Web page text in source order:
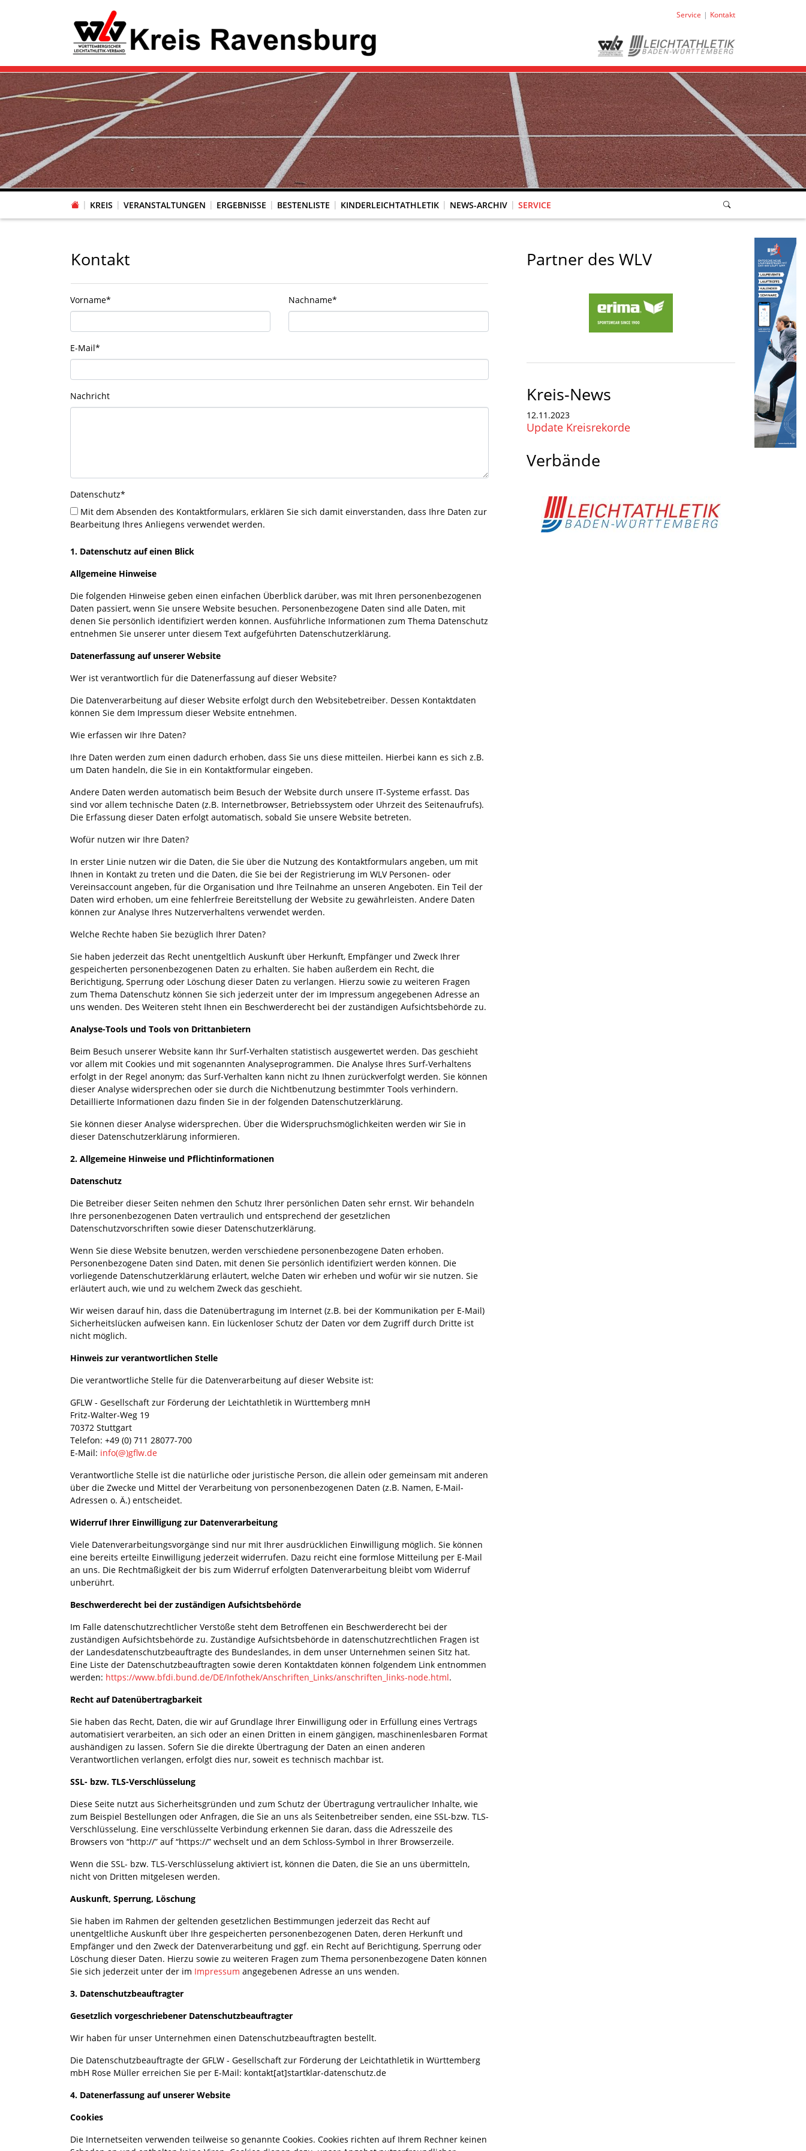
Service Kontakt
KREIS VERANSTALTUNGEN ERGEBNISSE BESTENLISTE KINDERLEICHTATHLETIK NEWS-ARCHIV SERVICE
Kontakt
Vorname* Nachname*
E-Mail*
Nachricht
Datenschutz*
Bearbeitung Ihres Anliegens verwendet werden.
1. Datenschutz auf einen Blick
Allgemeine Hinweise
Die folgenden Hinweise geben einen einfachen Überblick darüber, was mit Ihren personenbezogenen
Daten passiert, wenn Sie unsere Website besuchen. Personenbezogene Daten sind alle Daten, mit
denen Sie persönlich identifiziert werden können. Ausführliche Informationen zum Thema Datenschutz
entnehmen Sie unserer unter diesem Text aufgeführten Datenschutzerklärung.
Datenerfassung auf unserer Website
Wer ist verantwortlich für die Datenerfassung auf dieser Website?
Die Datenverarbeitung auf dieser Website erfolgt durch den Websitebetreiber. Dessen Kontaktdaten
können Sie dem Impressum dieser Website entnehmen.
Wie erfassen wir Ihre Daten?
Ihre Daten werden zum einen dadurch erhoben, dass Sie uns diese mitteilen. Hierbei kann es sich z.B.
um Daten handeln, die Sie in ein Kontaktformular eingeben.
Andere Daten werden automatisch beim Besuch der Website durch unsere IT-Systeme erfasst. Das
sind vor allem technische Daten (z.B. Internetbrowser, Betriebssystem oder Uhrzeit des Seitenaufrufs).
Die Erfassung dieser Daten erfolgt automatisch, sobald Sie unsere Website betreten.
Wofür nutzen wir Ihre Daten?
In erster Linie nutzen wir die Daten, die Sie über die Nutzung des Kontaktformulars angeben, um mit
Ihnen in Kontakt zu treten und die Daten, die Sie bei der Registrierung im WLV Personen- oder
Vereinsaccount angeben, für die Organisation und Ihre Teilnahme an unseren Angeboten. Ein Teil der
Daten wird erhoben, um eine fehlerfreie Bereitstellung der Website zu gewährleisten. Andere Daten
können zur Analyse Ihres Nutzerverhaltens verwendet werden.
Welche Rechte haben Sie bezüglich Ihrer Daten?
Sie haben jederzeit das Recht unentgeltlich Auskunft über Herkunft, Empfänger und Zweck Ihrer
gespeicherten personenbezogenen Daten zu erhalten. Sie haben außerdem ein Recht, die
Berichtigung, Sperrung oder Löschung dieser Daten zu verlangen. Hierzu sowie zu weiteren Fragen
zum Thema Datenschutz können Sie sich jederzeit unter der im Impressum angegebenen Adresse an
uns wenden. Des Weiteren steht Ihnen ein Beschwerderecht bei der zuständigen Aufsichtsbehörde zu.
Analyse-Tools und Tools von Drittanbietern
Beim Besuch unserer Website kann Ihr Surf-Verhalten statistisch ausgewertet werden. Das geschieht
vor allem mit Cookies und mit sogenannten Analyseprogrammen. Die Analyse Ihres Surf-Verhaltens
erfolgt in der Regel anonym; das Surf-Verhalten kann nicht zu Ihnen zurückverfolgt werden. Sie können
dieser Analyse widersprechen oder sie durch die Nichtbenutzung bestimmter Tools verhindern.
Detaillierte Informationen dazu finden Sie in der folgenden Datenschutzerklärung.
Sie können dieser Analyse widersprechen. Über die Widerspruchsmöglichkeiten werden wir Sie in
dieser Datenschutzerklärung informieren.
2. Allgemeine Hinweise und Pflichtinformationen
Datenschutz
Die Betreiber dieser Seiten nehmen den Schutz Ihrer persönlichen Daten sehr ernst. Wir behandeln
Ihre personenbezogenen Daten vertraulich und entsprechend der gesetzlichen
Datenschutzvorschriften sowie dieser Datenschutzerklärung.
Wenn Sie diese Website benutzen, werden verschiedene personenbezogene Daten erhoben.
Personenbezogene Daten sind Daten, mit denen Sie persönlich identifiziert werden können. Die
vorliegende Datenschutzerklärung erläutert, welche Daten wir erheben und wofür wir sie nutzen. Sie
erläutert auch, wie und zu welchem Zweck das geschieht.
Wir weisen darauf hin, dass die Datenübertragung im Internet (z.B. bei der Kommunikation per E-Mail)
Sicherheitslücken aufweisen kann. Ein lückenloser Schutz der Daten vor dem Zugriff durch Dritte ist
nicht möglich.
Hinweis zur verantwortlichen Stelle
Die verantwortliche Stelle für die Datenverarbeitung auf dieser Website ist:
GFLW - Gesellschaft zur Förderung der Leichtathletik in Württemberg mnH
Fritz-Walter-Weg 19
70372 Stuttgart
Telefon: +49 (0) 711 28077-700
E-Mail: info(@)gflw.de
Verantwortliche Stelle ist die natürliche oder juristische Person, die allein oder gemeinsam mit anderen
über die Zwecke und Mittel der Verarbeitung von personenbezogenen Daten (z.B. Namen, E-Mail-
Adressen o. Ä.) entscheidet.
Widerruf Ihrer Einwilligung zur Datenverarbeitung
Viele Datenverarbeitungsvorgänge sind nur mit Ihrer ausdrücklichen Einwilligung möglich. Sie können
eine bereits erteilte Einwilligung jederzeit widerrufen. Dazu reicht eine formlose Mitteilung per E-Mail
an uns. Die Rechtmäßigkeit der bis zum Widerruf erfolgten Datenverarbeitung bleibt vom Widerruf
unberührt.
Beschwerderecht bei der zuständigen Aufsichtsbehörde
Im Falle datenschutzrechtlicher Verstöße steht dem Betroffenen ein Beschwerderecht bei der
zuständigen Aufsichtsbehörde zu. Zuständige Aufsichtsbehörde in datenschutzrechtlichen Fragen ist
der Landesdatenschutzbeauftragte des Bundeslandes, in dem unser Unternehmen seinen Sitz hat.
Eine Liste der Datenschutzbeauftragten sowie deren Kontaktdaten können folgendem Link entnommen
werden: https://www.bfdi.bund.de/DE/Infothek/Anschriften_Links/anschriften_links-node.html.
Recht auf Datenübertragbarkeit
Sie haben das Recht, Daten, die wir auf Grundlage Ihrer Einwilligung oder in Erfüllung eines Vertrags
automatisiert verarbeiten, an sich oder an einen Dritten in einem gängigen, maschinenlesbaren Format
aushändigen zu lassen. Sofern Sie die direkte Übertragung der Daten an einen anderen
Verantwortlichen verlangen, erfolgt dies nur, soweit es technisch machbar ist.
SSL- bzw. TLS-Verschlüsselung
Diese Seite nutzt aus Sicherheitsgründen und zum Schutz der Übertragung vertraulicher Inhalte, wie
zum Beispiel Bestellungen oder Anfragen, die Sie an uns als Seitenbetreiber senden, eine SSL-bzw. TLS-
Verschlüsselung. Eine verschlüsselte Verbindung erkennen Sie daran, dass die Adresszeile des
Browsers von “http://” auf “https://” wechselt und an dem Schloss-Symbol in Ihrer Browserzeile.
Wenn die SSL- bzw. TLS-Verschlüsselung aktiviert ist, können die Daten, die Sie an uns übermitteln,
nicht von Dritten mitgelesen werden.
Auskunft, Sperrung, Löschung
Sie haben im Rahmen der geltenden gesetzlichen Bestimmungen jederzeit das Recht auf
unentgeltliche Auskunft über Ihre gespeicherten personenbezogenen Daten, deren Herkunft und
Empfänger und den Zweck der Datenverarbeitung und ggf. ein Recht auf Berichtigung, Sperrung oder
Löschung dieser Daten. Hierzu sowie zu weiteren Fragen zum Thema personenbezogene Daten können
Sie sich jederzeit unter der im Impressum angegebenen Adresse an uns wenden.
3. Datenschutzbeauftragter
Gesetzlich vorgeschriebener Datenschutzbeauftragter
Wir haben für unser Unternehmen einen Datenschutzbeauftragten bestellt.
Die Datenschutzbeauftragte der GFLW - Gesellschaft zur Förderung der Leichtathletik in Württemberg
mbH Rose Müller erreichen Sie per E-Mail: kontakt[at]startklar-datenschutz.de
4. Datenerfassung auf unserer Website
Cookies
Die Internetseiten verwenden teilweise so genannte Cookies. Cookies richten auf Ihrem Rechner keinen
Partner des WLV
Kreis-News
12.11.2023
Update Kreisrekorde
Verbände